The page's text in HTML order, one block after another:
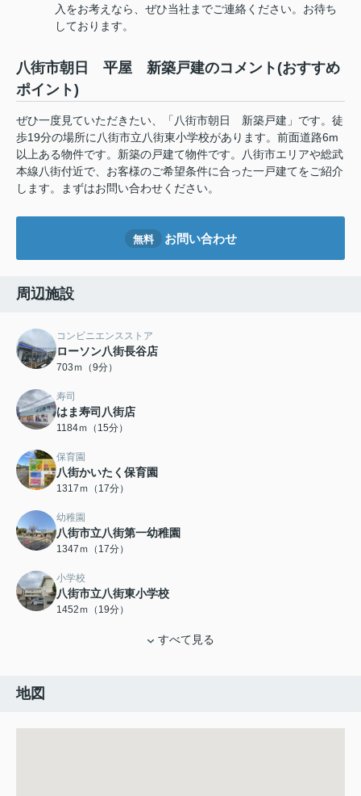
入をお考えなら、ぜひ当社までご連絡ください。お待ち
しております。
八街市朝日 平屋 新築戸建のコメント(おすすめ
ポイント)
ぜひ一度見ていただきたい、「八街市朝日 新築戸建」です。徒
歩19分の場所に八街市立八街東小学校があります。前面道路6m
以上ある物件です。新築の戸建て物件です。八街市エリアや総武
本線八街付近で、お客様のご希望条件に合った一戸建てをご紹介
します。まずはお問い合わせください。
無料 お問い合わせ
周辺施設
コンビニエンスストア
ローソン八街長谷店
703ｍ（9分）
寿司
はま寿司八街店
1184ｍ（15分）
保育園
八街かいたく保育園
1317ｍ（17分）
幼稚園
八街市立八街第一幼稚園
1347ｍ（17分）
小学校
八街市立八街東小学校
1452ｍ（19分）
すべて見る
地図